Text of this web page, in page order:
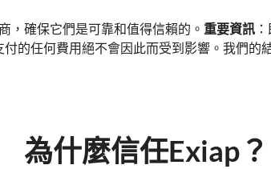
，確保它們是可靠和值得信賴的。 重要資訊
的任何費用絕不會因此而受到影響。我們的
為什麼信任Exiap？